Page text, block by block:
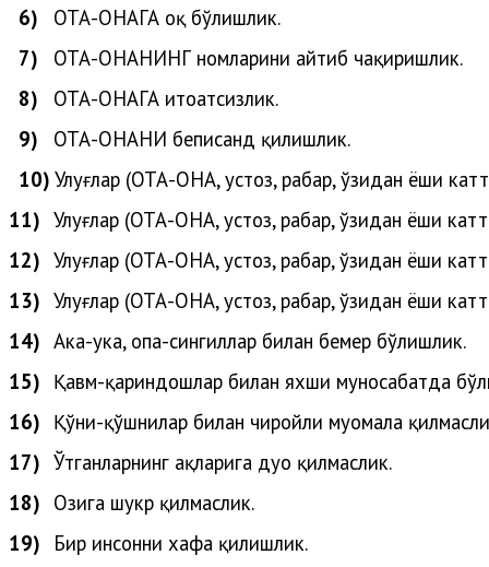
6)
ОТА-ОНАГА оқ бўлишлик.
7)
ОТА-ОНАНИНГ номларини айтиб чақиришлик.
8)
ОТА-ОНАГА итоатсизлик.
9)
ОТА-ОНАНИ беписанд қилишлик.
10) Улуғлар (ОТА-ОНА, устоз, раҳбар, ўзидан ёши
11) Улуғлар (ОТА-ОНА, устоз, раҳбар, ўзидан ёши
12) Улуғлар (ОТА-ОНА, устоз, раҳбар, ўзидан ёши
13) Улуғлар (ОТА-ОНА, устоз, раҳбар, ўзидан ёши
14) Ака-ука, опа-сингиллар билан бемеҳр бўлишлик.
15) Қавм-қариндошлар билан яхши муносабатда
16) Қўни-қўшнилар билан чиройли муомала
17) Ўтганларнинг ҳақларига дуо қилмаслик.
18) Озига шукр қилмаслик.
19)
Бир инсонни хафа қилишлик.